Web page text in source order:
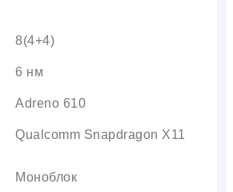
8(4+4)
6 нм
Adreno 610
Qualcomm Snapdragon X11
Моноблок